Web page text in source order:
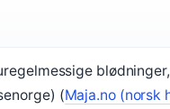
(Maja.no (norsk